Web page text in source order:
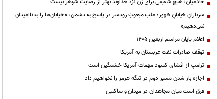
سربازانِ خیابانِ ظهور؛ ملتِ مبعوثِ رودسر در پاسخ به دشمن: «خیابان‌ها را به ناامیدان
نمی‌دهیم»
اعلام پایان مراسم اربعین ۱۴۰۵
توقف صادرات نفت عربستان به آمریکا
ترامپ از افشای کمبود مهمات آمریکا خشمگین است
اجازه باز شدن مسیر دوم در تنگه هرمز را نخواهیم داد
فرق است میان مجاهدان در میدان و ساکتین